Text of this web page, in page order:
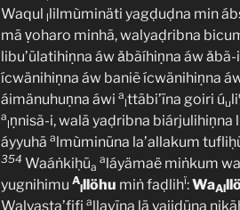
Waqul llilmùminäti yagḍuḍna min
mā ṿoharo minhā, walyaḍribna
libu’ūlatihiṇna áw ǎbãíhiṇna áw
ícwänihiṇna áw baniẽ ícwänihiṇna
áimänuhuṇna áwi a
lttābi’īna goiri úuli
a
lṇnisã-i, walā yaḍribna biárjulihiṇna
áyyuhā almùminūna la’allakum
354 Waáṅkiḥūa
aláyämaë miṅkum wa
yugnihimu A
lllöhu miṅ faḍlihï:WaAl
Walyasta’fifi allavīna lā yajidūna